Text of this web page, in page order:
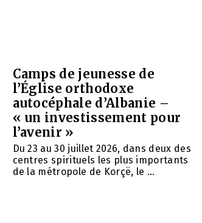
Camps de jeunesse de
l’Église orthodoxe
autocéphale d’Albanie –
« un investissement pour
l’avenir »
Du 23 au 30 juillet 2026, dans deux des
centres spirituels les plus importants
de la métropole de Korçë, le ...